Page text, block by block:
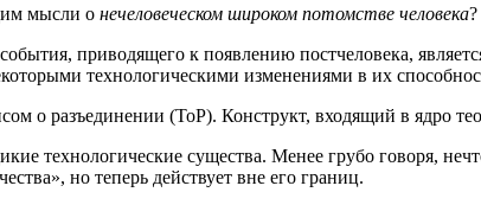
мыс­ли о нече­ло­ве­че­ском широ­ком потом­стве чело­ве­ка
при­во­дя­ще­го к появ­ле­нию пост­че­ло­ве­ка,
тех­но­ло­ги­че­ски­ми изме­не­ни­я­ми в их
о разъ­еди­не­нии (ТоР). Кон­структ, вхо­дя­щий в ядро
тех­но­ло­ги­че­ские суще­ства. Менее гру­бо гово­ря,
но теперь дей­ству­ет вне его границ.